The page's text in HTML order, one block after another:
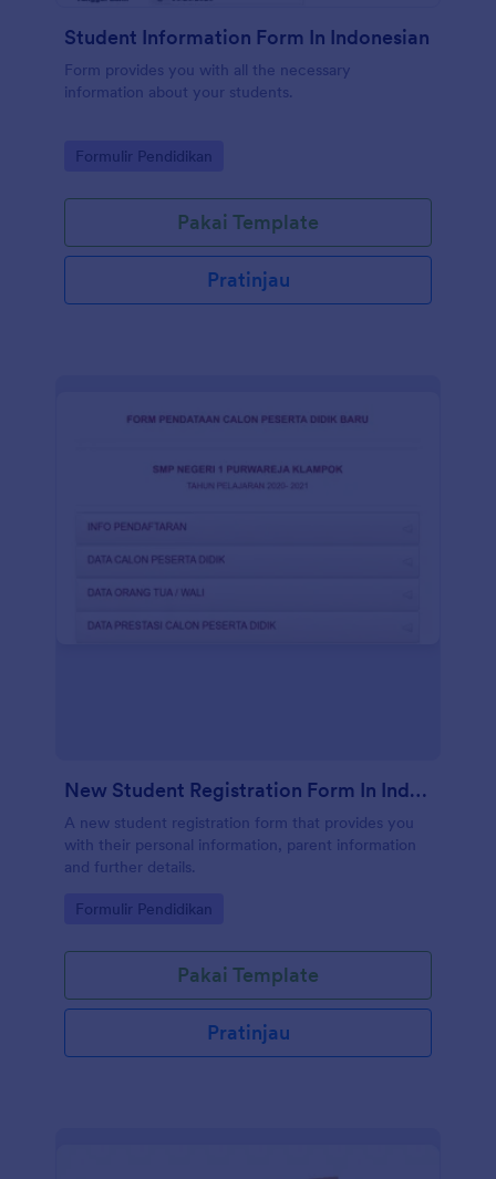
Student Information Form In Indonesian
Form provides you with all the necessary
information about your students.
Go to Category:
Formulir Pendidikan
Pakai Template
Pratinjau
New Student Registration Form In Indonesian
A new student registration form that provides you
with their personal information, parent information
and further details.
Go to Category:
Formulir Pendidikan
Pakai Template
Pratinjau